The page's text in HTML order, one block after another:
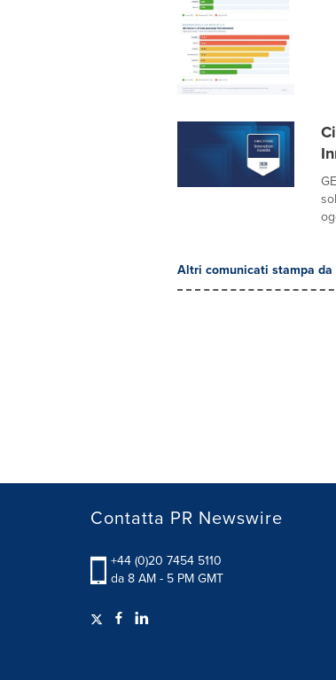
Altri comunicati stampa
Contatta PR Newswire
+44 (0)20 7454 5110
da 8 AM - 5 PM GMT